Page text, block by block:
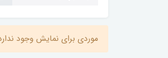
موردی برای نمایش وجود